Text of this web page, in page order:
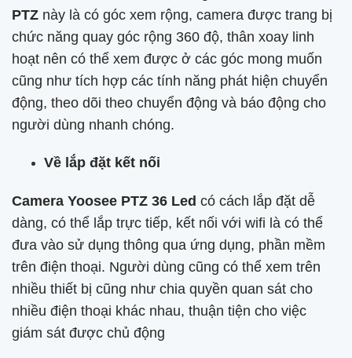
PTZ này là có góc xem rộng, camera được trang bị
chức năng quay góc rộng 360 độ, thân xoay linh
hoạt nên có thể xem được ở các góc mong muốn
cũng như tích hợp các tính năng phát hiện chuyển
động, theo dõi theo chuyển động và báo động cho
người dùng nhanh chóng.
Về lắp đặt kết nối
Camera Yoosee PTZ 36 Led có cách lắp đặt dễ
dàng, có thể lắp trực tiếp, kết nối với wifi là có thể
đưa vào sử dụng thông qua ứng dụng, phần mềm
trên điện thoại. Người dùng cũng có thể xem trên
nhiều thiết bị cũng như chia quyền quan sát cho
nhiều điện thoại khác nhau, thuận tiện cho việc
giám sát được chủ động